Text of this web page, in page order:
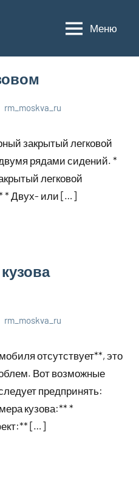
Меню
rm_moskva_ru
закрытый легковой
рядами сидений. *
легковой
* Двух- или […]
rm_moskva_ru
отсутствует**, это
Вот возможные
предпринять:
кузова:** *
[…]